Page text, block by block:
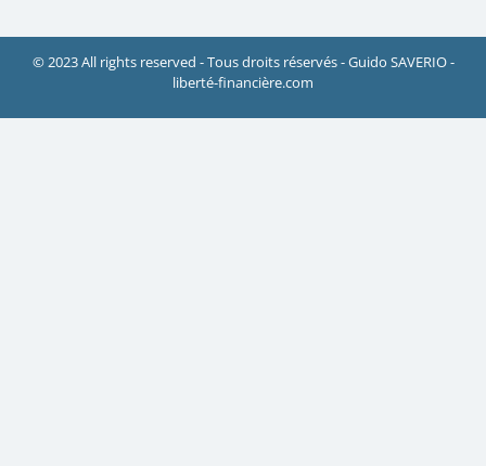
© 2023 All rights reserved - Tous droits réservés - Guido SAVERIO -
liberté-financière.com